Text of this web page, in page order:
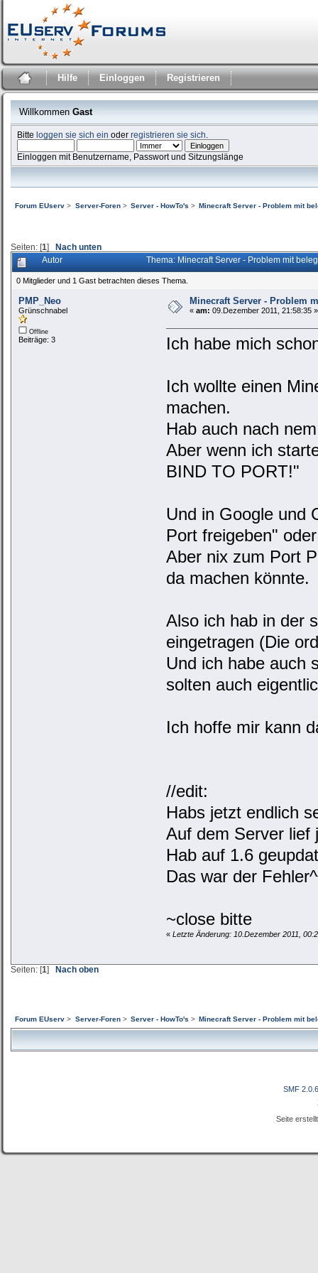
Hilfe Einloggen Registrieren
Willkommen Gast
Bitteloggen sie sich ein oderregistrieren sie sich
Einloggen mit Benutzername, Passwort und Sitzungslänge
Forum EUserv > Server-Foren> Server - HowTo's > Minecraft Server - Problem mit
Seiten: [1] Nach unten
Autor Thema: Minecraft Server - Problem mit
0 Mitglieder und 1 Gast betrachten dieses Thema.
PMP_Neo
Grünschnabel
Offline
Beiträge: 3
Minecraft Server - Problem
« am: 09.Dezember 2011, 21:58:35 »
Ich habe mich
Ich wollte einen
machen.
Hab auch nach
Aber wenn ich
BIND TO PORT!"
Und in Google und
Port freigeben"
Aber nix zum Port
da machen könnte.
Also ich hab in der
eingetragen (Die
Und ich habe auch
solten auch
Ich hoffe mir kann
//edit:
Habs jetzt endlich
Auf dem Server lief
Hab auf 1.6
Das war der
~close bitte
«Letzte Änderung: 10.Dezember 2011,
Seiten: [1] Nach oben
Forum EUserv > Server-Foren> Server - HowTo's > Minecraft Server - Problem mit
SMF 2.0.6
Seite